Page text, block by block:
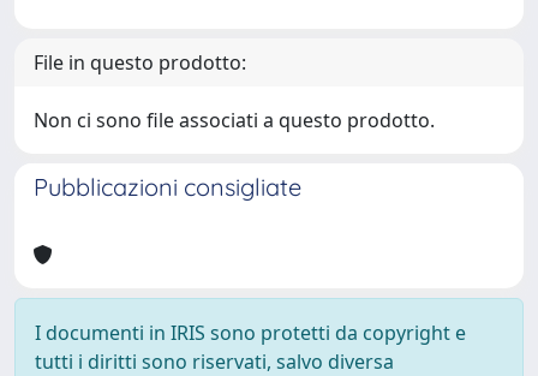
File in questo prodotto:
Non ci sono file associati a questo prodotto.
Pubblicazioni consigliate
I documenti in IRIS sono protetti da copyright e
tutti i diritti sono riservati, salvo diversa